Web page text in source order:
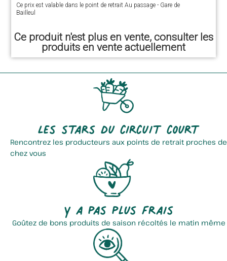
Ce prix est valable dans le point de retrait Au passage - Gare de
Bailleul
Ce produit n'est plus en vente, consulter les
produits en vente actuellement
Les stars du circuit court
Rencontrez les producteurs aux points de retrait proches de
chez vous
Y a pas plus frais
Goûtez de bons produits de saison récoltés le matin même